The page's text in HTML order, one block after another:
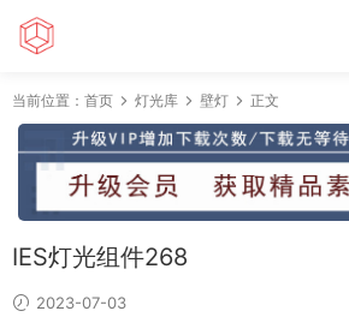
当前位置： 首页 灯光库 壁灯 正文
IES灯光组件268
2023-07-03